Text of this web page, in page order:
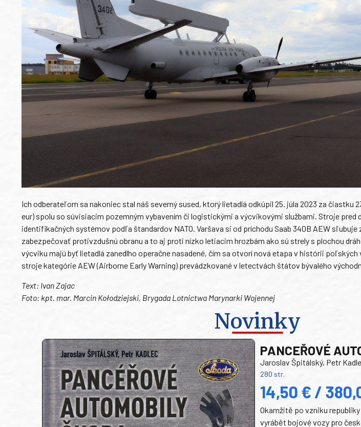
Ich odberateľom sa nakoniec stal náš severný sused, ktorý lietadlá odkúpil 25. júla 2023 za čiastku
eur) spolu so súvisiacim pozemným vybavením či logistickými a výcvikovými službami. Stroje pred
identifikačných systémov podľa štandardov NATO. Varšava si od príchodu Saab 340B AEW
zabezpečovať protivzdušnú obranu a to aj proti nízko letiacim hrozbám ako sú strely s plochou
výcviku majú byť lietadlá zanedlho operačne nasadené, čím sa otvorí nová etapa v histórii
stroje kategórie AEW (Airborne Early Warning) prevádzkované v letectvách štátov bývalého
Text: Ivan Zajac
Foto: kpt. mar. Marcin Kołodziejski, Brygada Lotnictwa Marynarki Wojennej
Novinky
PANCEŘOVÉ
Jaroslav Špitálský, Petr
280 str.
14,50 € /
Okamžitě po vzniku
vyrábět bojové vozy pro